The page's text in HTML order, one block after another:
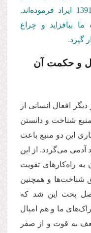
ایراد فرموده‌اند.
بیافزاید و چراغ
گیرد.
و حکمت آن
افعال انسانی از
شناخت و دانستن
این دو منبع باعث
آدمی می‌گردد. از این
راه‌کارهای تقویت
شناخت‌ها و همچنین
بحث این شد که
ما و هم امیال
به قوت و از صفر